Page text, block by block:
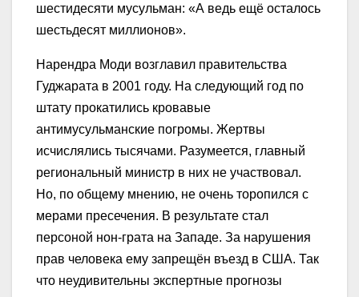
шестидесяти мусульман: «А ведь ещё осталось
шестьдесят миллионов».
Нарендра Моди возглавил правительства
Гуджарата в 2001 году. На следующий год по
штату прокатились кровавые
антимусульманские погромы. Жертвы
исчислялись тысячами. Разумеется, главный
региональный министр в них не участвовал.
Но, по общему мнению, не очень торопился с
мерами пресечения. В результате стал
персоной нон-грата на Западе. За нарушения
прав человека ему запрещён въезд в США. Так
что неудивительны экспертные прогнозы